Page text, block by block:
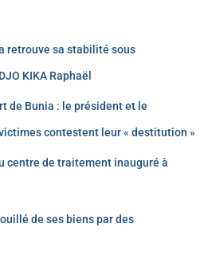
retrouve sa stabilité sous
KIKA Raphaël
de Bunia : le président et le
contestent leur « destitution »
centre de traitement inauguré à
de ses biens par des